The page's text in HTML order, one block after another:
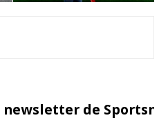
newsletter de